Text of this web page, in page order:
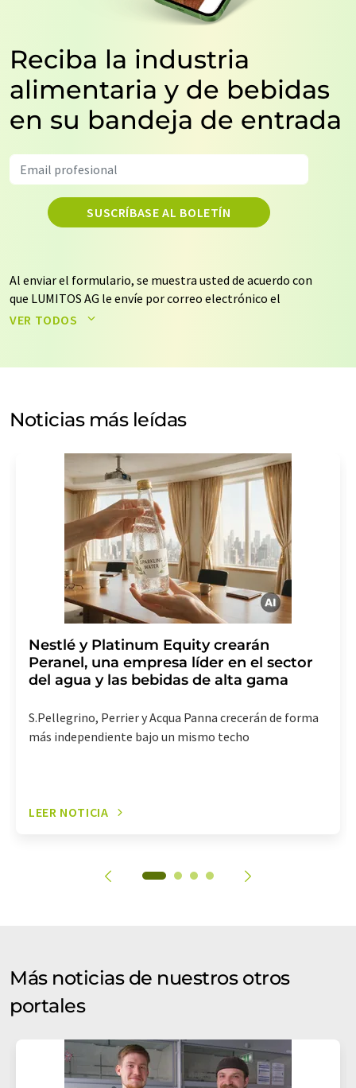
Reciba la industria
alimentaria y de bebidas
en su bandeja de entrada
SUSCRÍBASE AL BOLETÍN
Al enviar el formulario, se muestra usted de acuerdo con
que LUMITOS AG le envíe por correo electrónico el
boletín o boletines seleccionados anteriormente. Sus
de nuestrapolítica de protección de datos. LUMITOS
electrónico a efectos publicitarios o de investigación de
mercado y opinión. Puede revocar en todo momento su
de indicar los motivos informando por correo postal a
LUMITOS AG, Ernst-Augustin-Str. 2, 12489 Berlín
(Alemania) o por correo electrónico a
revoke@lumitos.com. Además, en cada correo
electrónico se incluye un enlace para anular la
suscripción al boletín informativo correspondiente.
VER TODOS
Noticias más leídas
Nestlé y Platinum Equity crearán
Peranel, una empresa líder en el sector
del agua y las bebidas de alta gama
S.Pellegrino, Perrier y Acqua Panna crecerán de forma
más independiente bajo un mismo techo
LEER NOTICIA
Más noticias de nuestros otros
portales